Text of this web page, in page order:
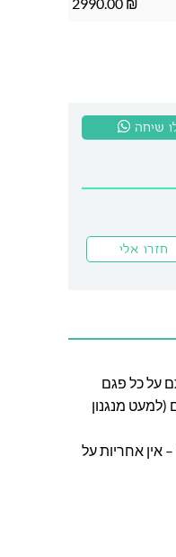
שיחה
שרכשתם על כל פגם
(למעט מנגנון
אין אחריות על